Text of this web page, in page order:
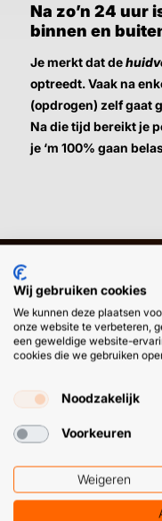
Na zo’n 24 uur
binnen en
Je merkt dat de
optreedt. Vaak na
(opdrogen) zelf gaat
Na die tijd bereikt je
je ‘m 100% gaan
HULP OF ADVIES
+31 (0) 85
Wij gebruiken cookies
We kunnen deze plaatsen
onze website te verbeteren,
een geweldige website-
cookies die we gebruiken
Noodzakelijk
Voorkeuren
Weigeren